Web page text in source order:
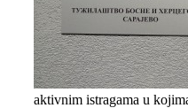
aktivnim istragama u